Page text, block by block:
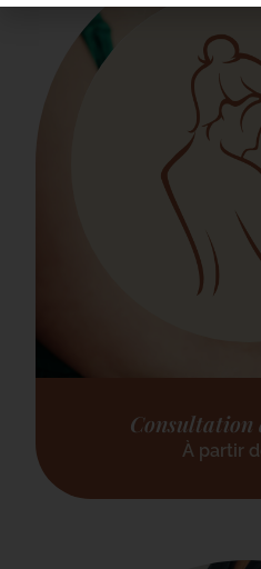
À partir